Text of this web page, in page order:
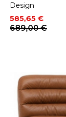
Design
Prix
585,65 €
Prix de base
689,00 €